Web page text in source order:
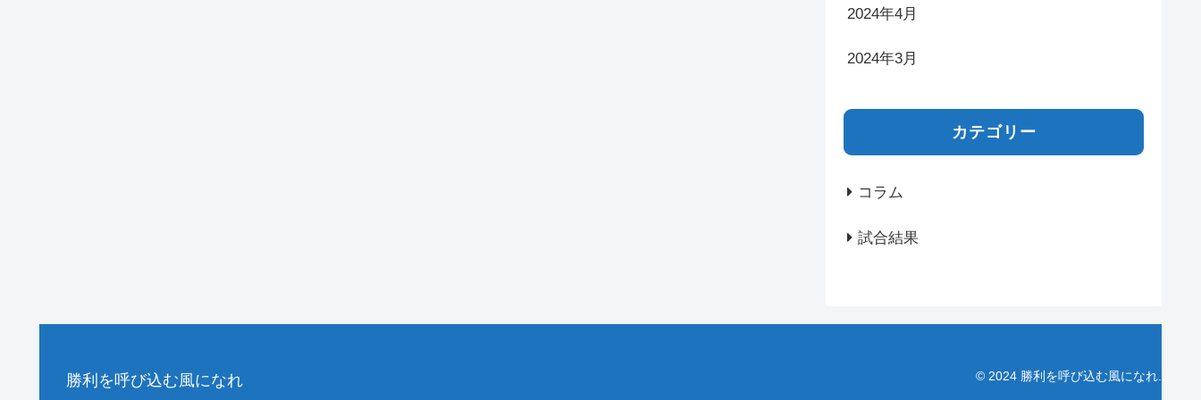
2024年4月
2024年3月
カテゴリー
コラム
試合結果
勝利を呼び込む風になれ © 2024 勝利を呼び込む風になれ.